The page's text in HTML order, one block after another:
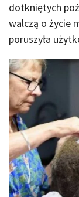
dotkniętych
walczą o życie
poruszyła